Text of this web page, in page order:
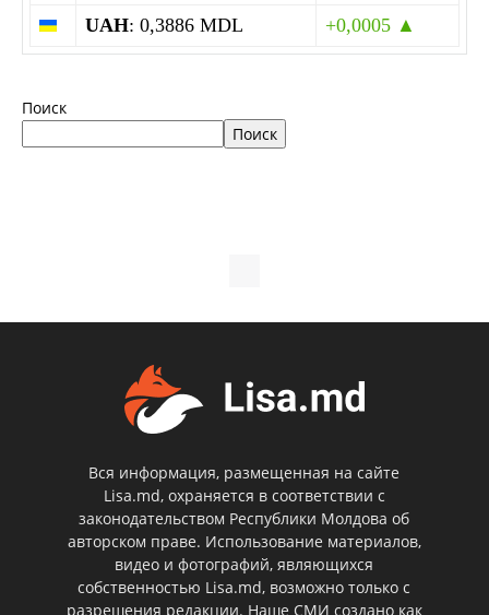
UAH: 0,3886 MDL +0,0005 ▲
Поиск
Поиск
Вся информация, размещенная на сайте
Lisa.md, охраняется в соответствии с
законодательством Республики Молдова об
авторском праве. Использование материалов,
видео и фотографий, являющихся
собственностью Lisa.md, возможно только с
разрешения редакции. Наше СМИ создано как